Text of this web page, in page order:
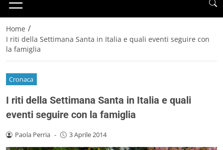
Home /
I riti della Settimana Santa in Italia e quali eventi seguire con
la famiglia
Cronaca
I riti della Settimana Santa in Italia e quali
eventi seguire con la famiglia
Paola Perria - 3 Aprile 2014